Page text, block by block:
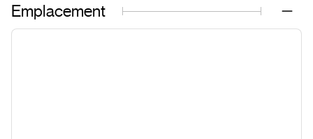
Emplacement